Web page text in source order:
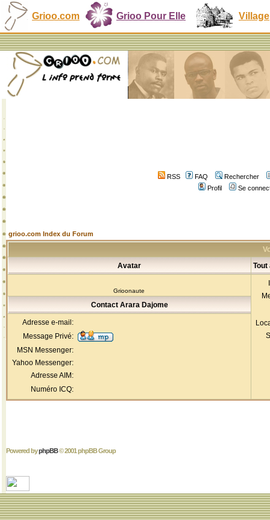
Grioo.com Grioo Pour Elle Village
RSS FAQ
Rechercher
Profil
Se
grioo.com Index du Forum
Avatar
Tout
Grioonaute
Contact Arara Dajome
Adresse e-mail:
Message Privé:
MSN Messenger:
Yahoo Messenger:
Adresse AIM:
Numéro ICQ:
Powered byphpBB© 2001 phpBB Group